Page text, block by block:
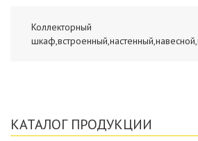
Коллекторный
КАТАЛОГ ПРОДУКЦИИ